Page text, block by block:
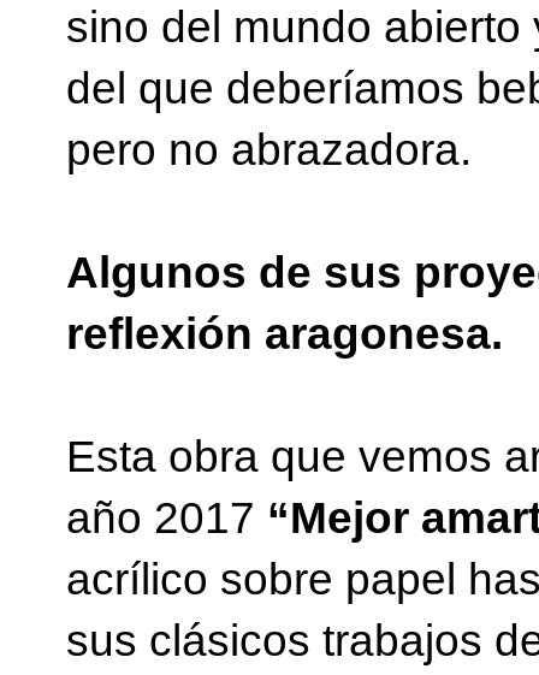
sino del mundo
del que deberíamos
pero no abrazadora.
Algunos de sus
reflexión aragonesa.
Esta obra que vemos
año 2017 “Mejor
acrílico sobre papel
sus clásicos trabajos